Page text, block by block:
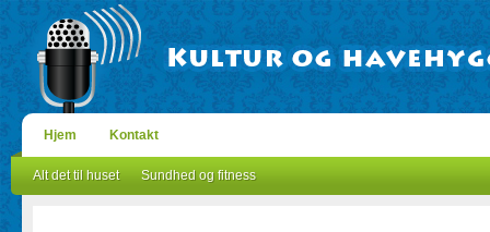
Hjem Kontakt
Alt det til huset Sundhed og fitness